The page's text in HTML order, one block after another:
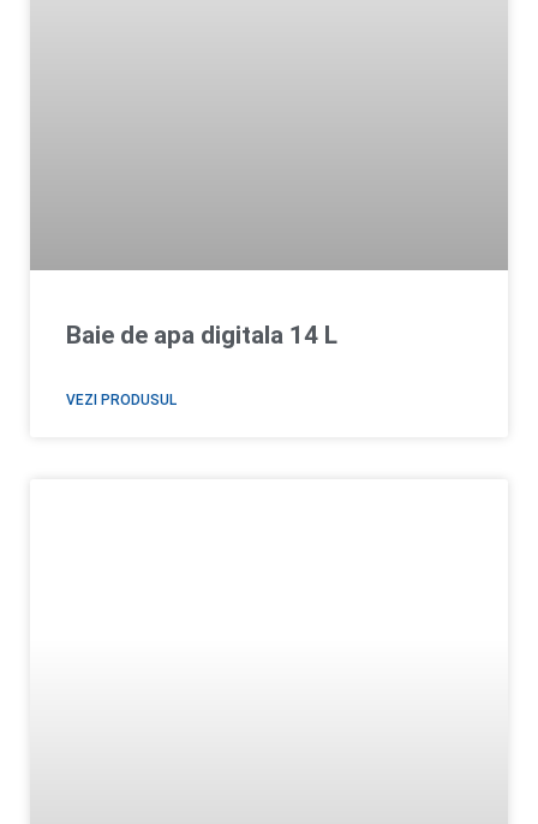
Baie de apa digitala 14 L
VEZI PRODUSUL